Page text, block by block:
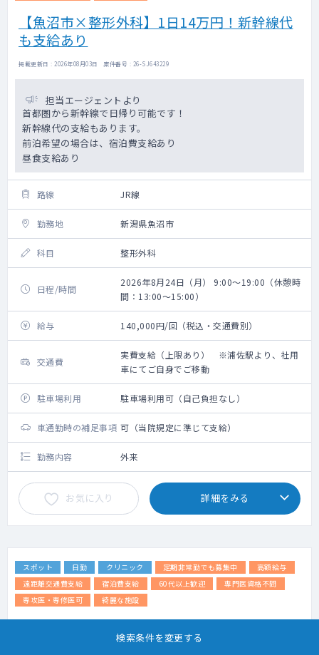
【魚沼市×整形外科】1日14万円！新幹線代
も支給あり
掲載更新日 : 2026年08月03日 案件番号 : 26-SJ643229
担当エージェントより
首都圏から新幹線で日帰り可能です！
新幹線代の支給もあります。
前泊希望の場合は、宿泊費支給あり
昼食支給あり
路線 JR線
勤務地 新潟県魚沼市
科目 整形外科
日程/時間
2026年8月24日（月） 9:00～19:00（休憩時
間：13:00～15:00）
給与 140,000円/回（税込・交通費別）
交通費
実費支給（上限あり） ※浦佐駅より、社用
車にてご自身でご移動
駐車場利用 駐車場利用可（自己負担なし）
車通勤時の補足事項 可（当院規定に準じて支給）
勤務内容 外来
お気に入り 詳細をみる
スポット 日勤 クリニック 定期非常勤でも募集中
高額給与
遠距離交通費支給
宿泊費支給 60代以上歓迎
専門医資格不問
専攻医・専修医可
綺麗な施設
検索条件を変更する